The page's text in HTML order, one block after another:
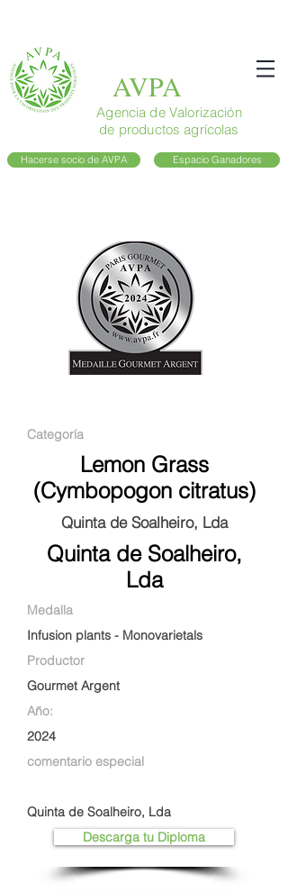
AVPA
Agencia de Valorización
de productos agrícolas
Hacerse socio de AVPA Espacio Ganadores
Categoría
Lemon Grass
(Cymbopogon citratus)
Quinta de Soalheiro, Lda
Quinta de Soalheiro,
Lda
Medalla
Infusion plants - Monovarietals
Productor
Gourmet Argent
Año:
2024
comentario especial
Quinta de Soalheiro, Lda
Descarga tu Diploma